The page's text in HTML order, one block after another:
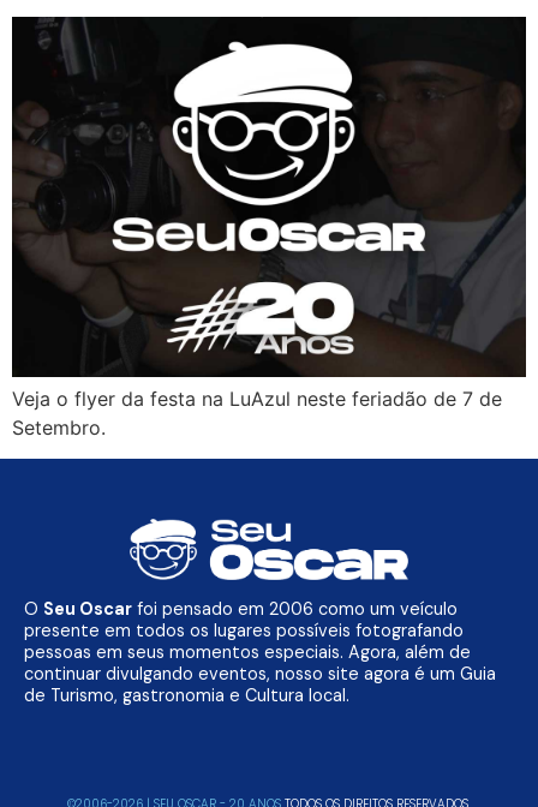
Veja o flyer da festa na LuAzul neste feriadão de 7 de
Setembro.
O Seu Oscar foi pensado em 2006 como um veículo
presente em todos os lugares possíveis fotografando
pessoas em seus momentos especiais. Agora, além de
continuar divulgando eventos, nosso site agora é um Guia
de Turismo, gastronomia e Cultura local.